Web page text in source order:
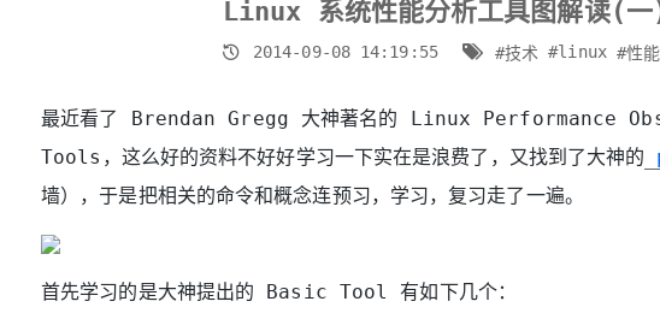
Linux 系统性能分析工具图解读(一
2014-09-08 14:19:55 #技术 #linux #性能
最近看了 Brendan Gregg 大神著名的 Linux Performance
Tools，这么好的资料不好好学习一下实在是浪费了，又找到了大神的
墙），于是把相关的命令和概念连预习，学习，复习走了一遍。
首先学习的是大神提出的 Basic Tool 有如下几个：